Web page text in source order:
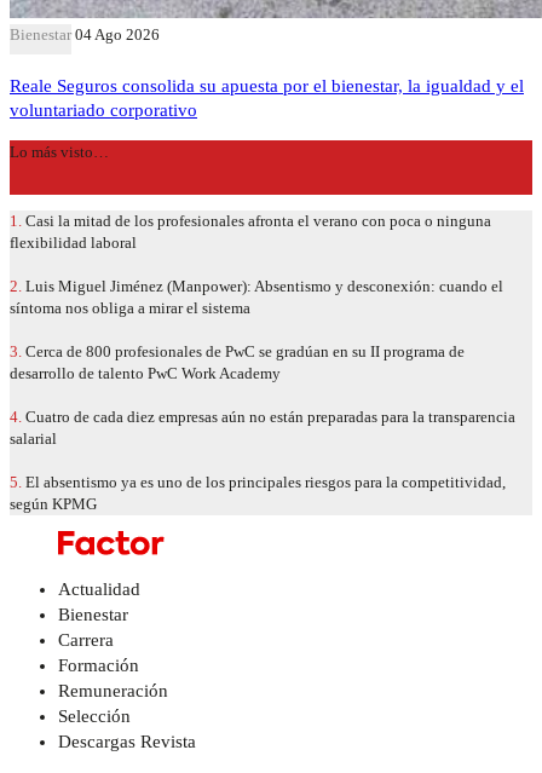
Bienestar 04 Ago 2026
Reale Seguros consolida su apuesta por el bienestar, la igualdad y el
voluntariado corporativo
Lo más visto…
1. Casi la mitad de los profesionales afronta el verano con poca o ninguna
flexibilidad laboral
2. Luis Miguel Jiménez (Manpower): Absentismo y desconexión: cuando el
síntoma nos obliga a mirar el sistema
3. Cerca de 800 profesionales de PwC se gradúan en su II programa de
desarrollo de talento PwC Work Academy
4. Cuatro de cada diez empresas aún no están preparadas para la transparencia
salarial
5. El absentismo ya es uno de los principales riesgos para la competitividad,
según KPMG
Actualidad
Bienestar
Carrera
Formación
Remuneración
Selección
Descargas Revista